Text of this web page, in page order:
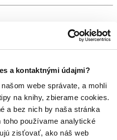
a kontaktnými údajmi?
webe správate, a mohli
na knihy, zbierame cookies.
a bez nich by naša stránka
používame analytické
zisťovať, ako náš web